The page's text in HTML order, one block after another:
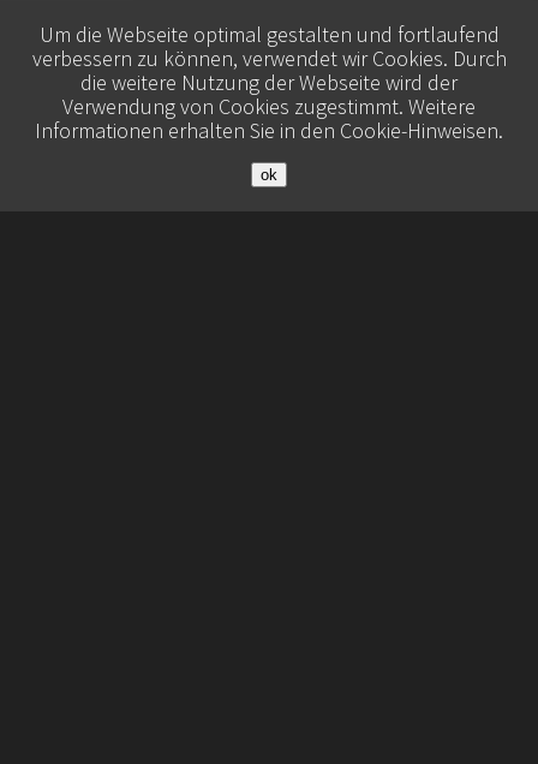
Um die Webseite optimal gestalten und fortlaufend
verbessern zu können, verwendet wir Cookies. Durch
die weitere Nutzung der Webseite wird der
Verwendung von Cookies zugestimmt. Weitere
Informationen erhalten Sie in den Cookie-Hinweisen.
ok